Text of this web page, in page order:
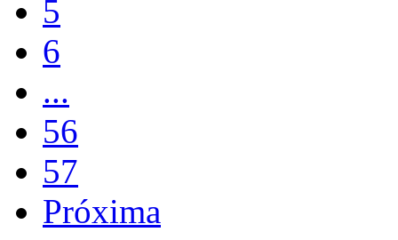
5
6
...
56
57
Próxima